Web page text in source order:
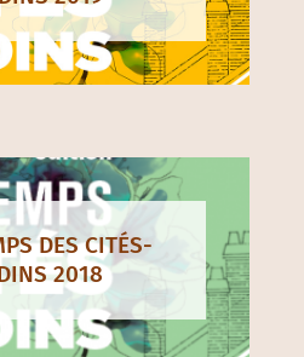
DES CITÉS-
2018